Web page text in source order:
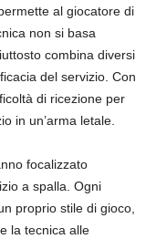
al giocatore di
non si basa
combina diversi
del servizio. Con
di ricezione per
in un’arma letale.
focalizzato
a spalla. Ogni
proprio stile di gioco,
la tecnica alle